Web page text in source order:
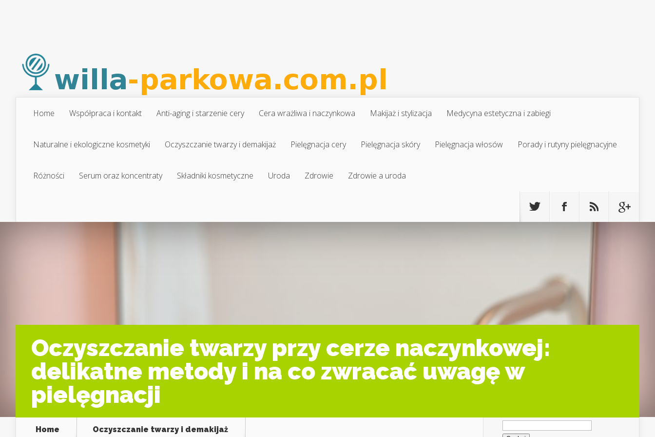
Home Współpraca i kontakt Anti-aging i starzenie cery Cera wrażliwa i naczynkowa Makijaż i stylizacja Medycyna estetyczna i zabiegi
Naturalne i ekologiczne kosmetyki Oczyszczanie twarzy i demakijaż Pielęgnacja cery Pielęgnacja skóry Pielęgnacja włosów Porady i rutyny pielęgnacyjne
Różności Serum oraz koncentraty Składniki kosmetyczne Uroda Zdrowie Zdrowie a uroda
Oczyszczanie twarzy przy cerze naczynkowej:
delikatne metody i na co zwracać uwagę w
pielęgnacji
Home Oczyszczanie twarzy i demakijaż
Szukaj: